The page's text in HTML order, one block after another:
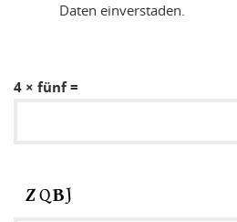
Daten einverstaden.
4 × fünf =